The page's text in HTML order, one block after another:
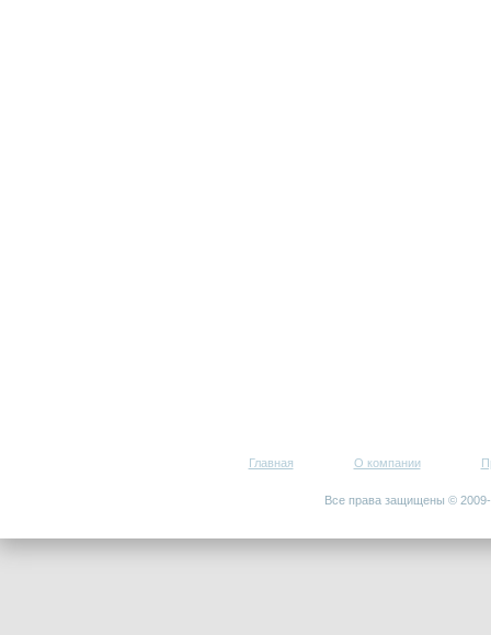
Главная О компании
Все права защищены ©